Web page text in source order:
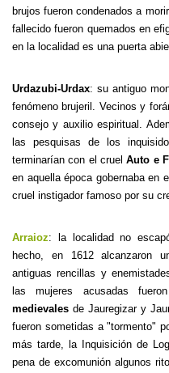
brujos fueron condenados a
fallecido fueron quemados en
en la localidad es una puerta
Urdazubi-Urdax: su antiguo
fenómeno brujeril. Vecinos y
consejo y auxilio espiritual.
las pesquisas de los
terminarían con el cruelAuto e
en aquella época gobernaba en
cruel instigador famoso por su
Arraioz: la localidad no
hecho, en 1612 alcanzaron
antiguas rencillas y
las mujeres acusadas
medievales de Jauregizar y
fueron sometidas a "tormento"
más tarde, la Inquisición de
pena de excomunión algunos